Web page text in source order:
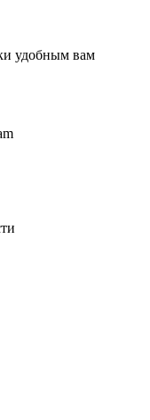
удобным вам